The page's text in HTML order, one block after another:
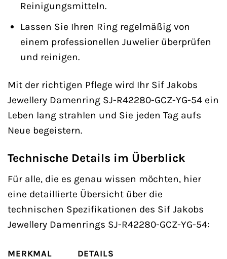
Reinigungsmitteln.
Lassen Sie Ihren Ring regelmäßig von
einem professionellen Juwelier überprüfen
und reinigen.
Mit der richtigen Pflege wird Ihr Sif Jakobs
Jewellery Damenring SJ-R42280-GCZ-YG-54 ein
Leben lang strahlen und Sie jeden Tag aufs
Neue begeistern.
Technische Details im Überblick
Für alle, die es genau wissen möchten, hier
eine detaillierte Übersicht über die
technischen Spezifikationen des Sif Jakobs
Jewellery Damenrings SJ-R42280-GCZ-YG-54:
MERKMAL
DETAILS